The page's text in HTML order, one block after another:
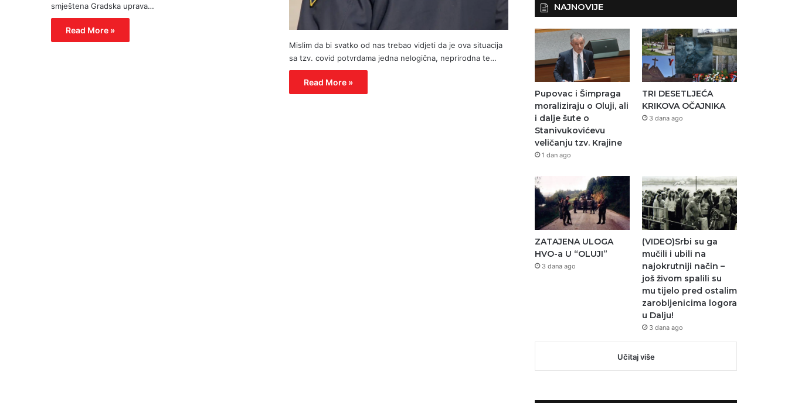
smještena Gradska uprava…
Read More »
Mislim da bi svatko od nas trebao vidjeti da je ova situacija
sa tzv. covid potvrdama jedna nelogična, neprirodna te…
Read More »
NAJNOVIJE
Pupovac i Šimpraga
moraliziraju o Oluji, ali
i dalje šute o
Stanivukovićevu
veličanju tzv. Krajine
1 dan ago
TRI DESETLJEĆA
KRIKOVA OČAJNIKA
3 dana ago
ZATAJENA ULOGA
HVO-a U “OLUJI”
3 dana ago
(VIDEO)Srbi su ga
mučili i ubili na
najokrutniji način –
još živom spalili su
mu tijelo pred ostalim
zarobljenicima logora
u Dalju!
3 dana ago
Učitaj više